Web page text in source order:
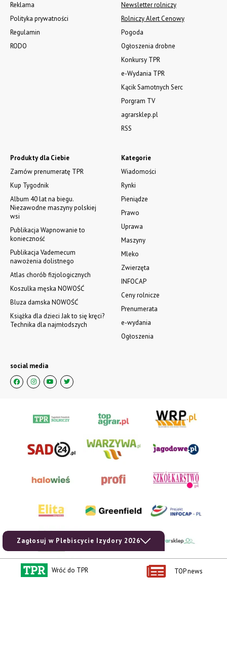
Zagłosuj w Plebiscycie Izydory 2026
Reklama
Polityka prywatności
Regulamin
RODO
Kategorie
Wiadomości
Rynki
Pieniądze
Prawo
Uprawa
Maszyny
Mleko
Zwierzęta
INFOCAP
Ceny rolnicze
Prenumerata
e-wydania
Ogłoszenia
Produkty dla Ciebie
Zamów prenumeratę TPR
Kup Tygodnik
Album 40 lat na biegu.
Niezawodne maszyny polskiej
wsi
Publikacja Wapnowanie to
konieczność
Publikacja Vademecum
nawożenia dolistnego
Atlas chorób fizjologicznych
Koszulka męska NOWOŚĆ
Bluza damska NOWOŚĆ
Książka dla dzieci Jak to się kręci?
Technika dla najmłodszych
Newsletter rolniczy
Rolniczy Alert Cenowy
Pogoda
Ogłoszenia drobne
Konkursy TPR
e-Wydania TPR
Kącik Samotnych Serc
Porgram TV
agrarsklep.pl
RSS
social media
Wróć do TPR TOP news